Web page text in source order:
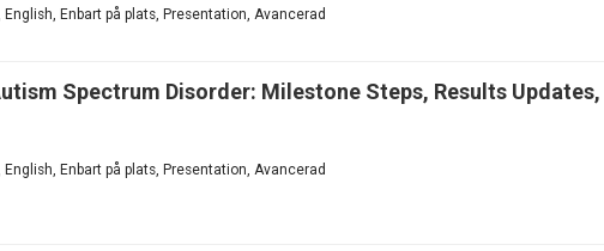
Enbart på plats, Presentation, Avancerad
Spectrum Disorder: Milestone Steps, Results
Enbart på plats, Presentation, Avancerad